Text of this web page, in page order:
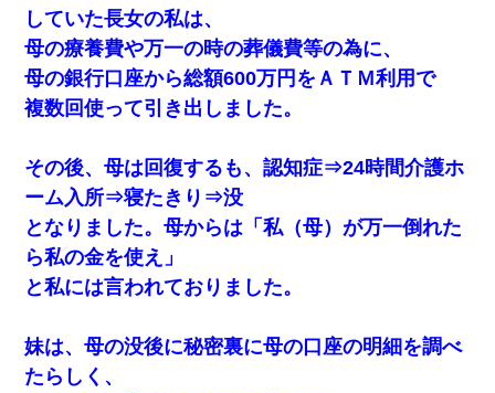
していた長女の私は、
母の療養費や万一の時の葬儀費等の為に、
母の銀行口座から総額600万円をＡＴＭ利用で
複数回使って引き出しました。
その後、母は回復するも、認知症⇒24時間介護ホ
ーム入所⇒寝たきり⇒没
となりました。母からは「私（母）が万一倒れた
ら私の金を使え」
と私には言われておりました。
妹は、母の没後に秘密裏に母の口座の明細を調べ
たらしく、